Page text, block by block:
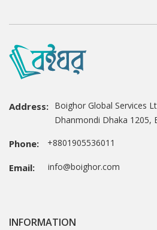
Address: Boighor Global Services
Dhanmondi Dhaka 1205,
Phone: +8801905536011
Email: info@boighor.com
INFORMATION